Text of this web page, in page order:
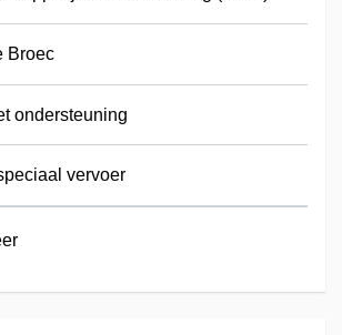
Broec
ondersteuning
vervoer